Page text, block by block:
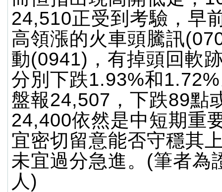
24,510正受到考驗，早
高領漲的火車頭騰訊
動(0941)，有掉頭回軟
分別下跌1.93%和
盤報24,507，下跌89點
24,400依然是中短期重
宜密切留意能否守穩其
未宜過分急進。(筆者為
人)